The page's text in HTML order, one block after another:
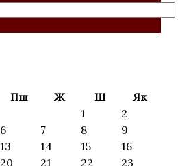
Пш Ж Ш
Як
1
2
6 7 8
9
13 14 15
16
20 21 22
23